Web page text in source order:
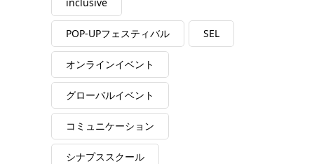
POP-UPフェスティバル SEL
オンラインイベント
グローバルイベント
コミュニケーション
シナプススクール